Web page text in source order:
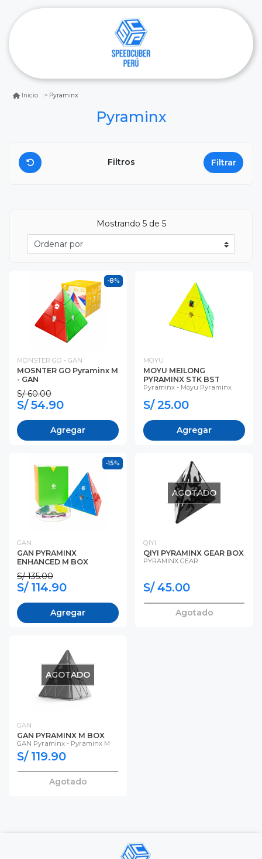
Inicio Pyraminx
Pyraminx
Filtros Filtrar
Mostrando 5de 5
-8%
MONSTER GO - GAN
MOSNTER GO Pyraminx M
- GAN
S/ 60.00
S/ 54.90
Agregar
MOYU
MOYU MEILONG
PYRAMINX STK BST
Pyraminx - Moyu Pyraminx
S/ 25.00
Agregar
-15%
GAN
GAN PYRAMINX
ENHANCED M BOX
S/ 135.00
S/ 114.90
Agregar
AGOTADO
QIYI
QIYI PYRAMINX GEAR BOX
PYRAMINX GEAR
S/ 45.00
Agotado
AGOTADO
GAN
GAN PYRAMINX M BOX
GAN Pyraminx - Pyraminx M
S/ 119.90
Agotado